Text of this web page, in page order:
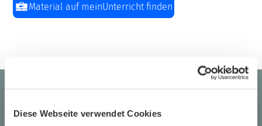
Diese Webseite verwendet Cookies
Material auf meinUnterricht finden